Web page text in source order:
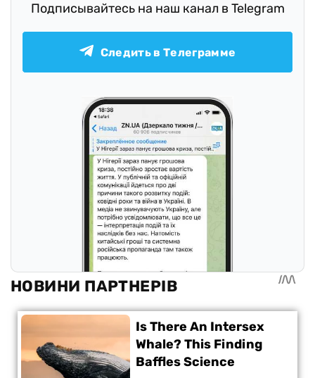
Подписывайтесь на наш канал в Telegram
Следить в Телеграмме